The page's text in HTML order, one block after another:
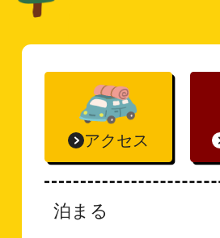
泊まる
アクセス